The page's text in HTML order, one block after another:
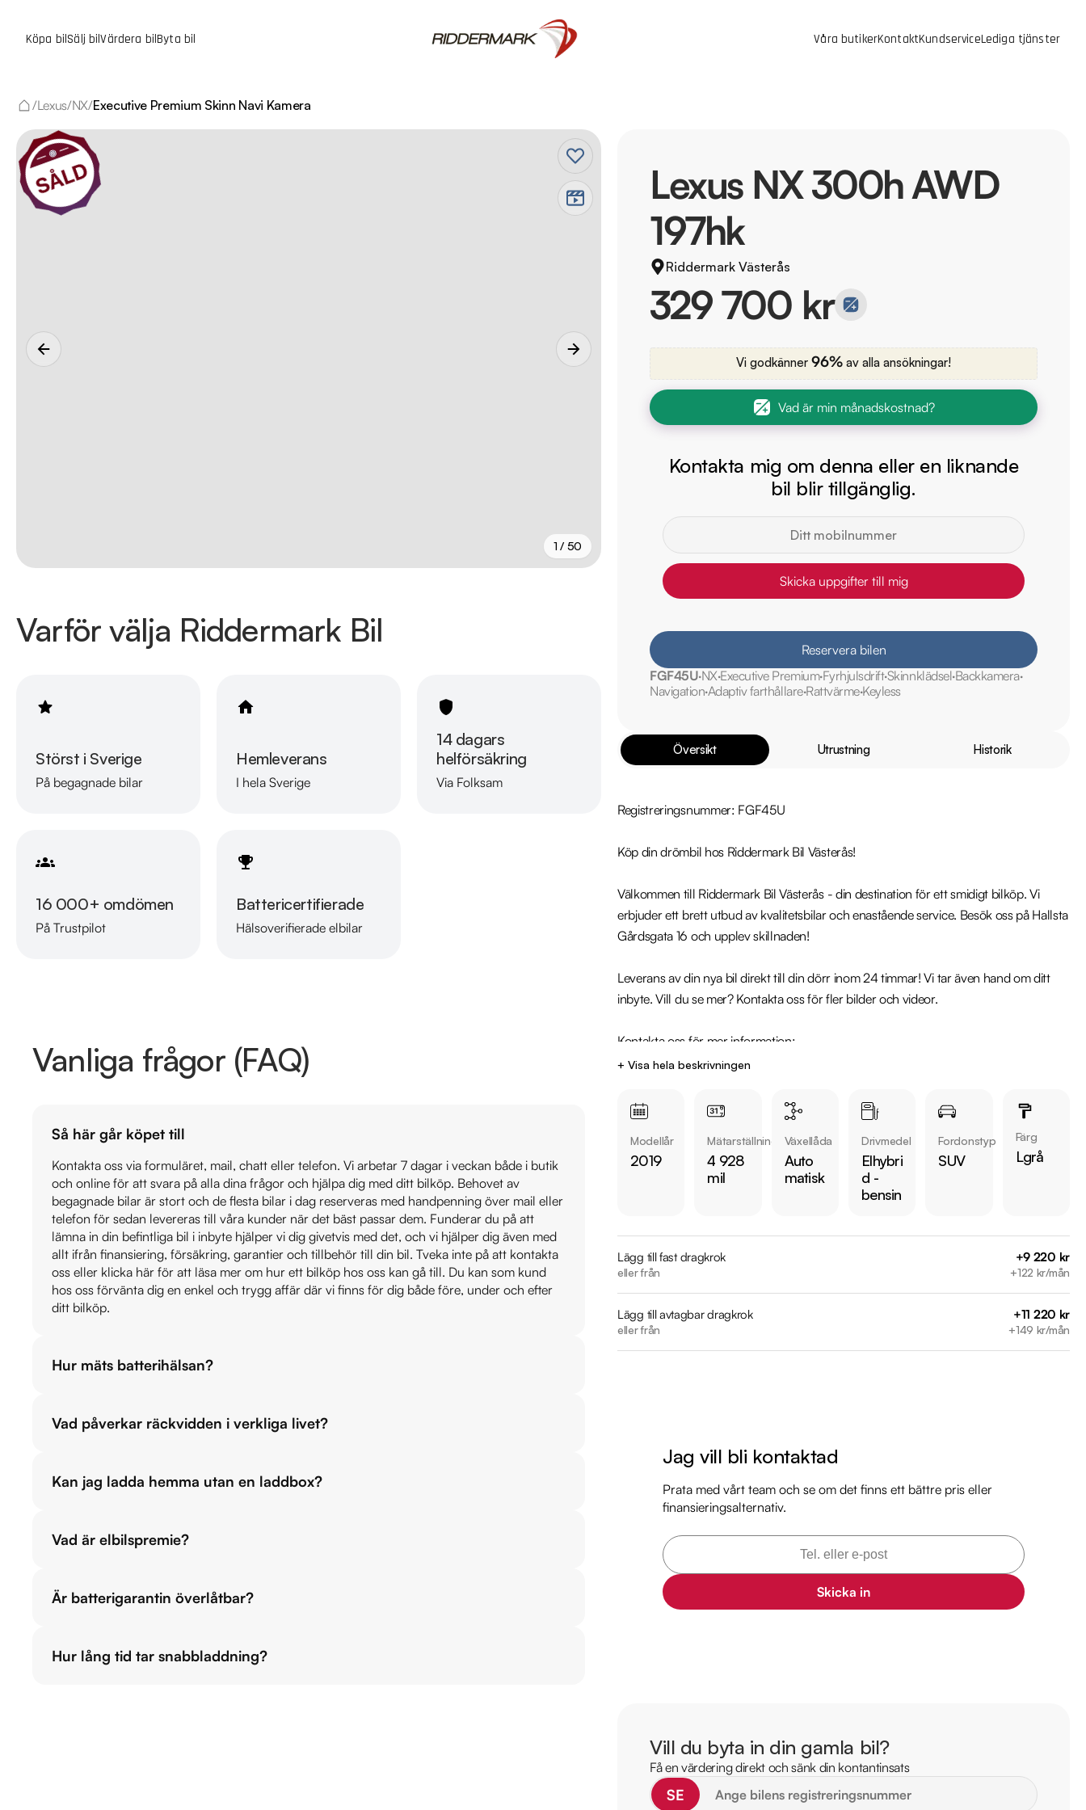
Köpa bilSälj bilVärdera bilByta bil Våra butikerKontaktKundserviceLediga tjänster
/Lexus/NX/Executive Premium Skinn Navi Kamera
1 / 50
Varför välja Riddermark Bil
Störst i Sverige
På begagnade bilar
Hemleverans
I hela Sverige
14 dagars
helförsäkring
Via Folksam
16 000+ omdömen
På Trustpilot
Battericertifierade
Hälsoverifierade elbilar
Vanliga frågor (FAQ)
Så här går köpet till
Kontakta oss via formuläret, mail, chatt eller telefon. Vi arbetar 7 dagar i veckan både i butik
och online för att svara på alla dina frågor och hjälpa dig med ditt bilköp. Behovet av
begagnade bilar är stort och de flesta bilar i dag reserveras med handpenning över mail eller
telefon för sedan levereras till våra kunder när det bäst passar dem. Funderar du på att
lämna in din befintliga bil i inbyte hjälper vi dig givetvis med det, och vi hjälper dig även med
allt ifrån finansiering, försäkring, garantier och tillbehör till din bil. Tveka inte på att kontakta
oss eller klicka här för att läsa mer om hur ett bilköp hos oss kan gå till. Du kan som kund
hos oss förvänta dig en enkel och trygg affär där vi finns för dig både före, under och efter
ditt bilköp.
Hur mäts batterihälsan?
Vad påverkar räckvidden i verkliga livet?
Kan jag ladda hemma utan en laddbox?
Vad är elbilspremie?
Är batterigarantin överlåtbar?
Hur lång tid tar snabbladdning?
Lexus NX 300h AWD
197hk
Riddermark Västerås
329 700 kr
Vi godkänner 96% av alla ansökningar!
Vad är min månadskostnad?
Kontakta mig om denna eller en liknande
bil blir tillgänglig.
Skicka uppgifter till mig
Reservera bilen
FGF45UNX Executive PremiumFyrhjulsdriftSkinnklädselBackkamera
NavigationAdaptiv farthållareRattvärmeKeyless
Översikt Utrustning Historik
Registreringsnummer: FGF45U
Köp din drömbil hos Riddermark Bil Västerås!
Välkommen till Riddermark Bil Västerås - din destination för ett smidigt bilköp. Vi
erbjuder ett brett utbud av kvalitetsbilar och enastående service. Besök oss på Hallsta
Gårdsgata 16 och upplev skillnaden!
Leverans av din nya bil direkt till din dörr inom 24 timmar! Vi tar även hand om ditt
inbyte. Vill du se mer? Kontakta oss för fler bilder och videor.
Kontakta oss för mer information:
Telefon: 021-540 08 00
Adress: Hallsta Gårdsgata 16, 721 38, Västerås
Därför ska du välja Riddermark Bil:
* Störst i Sverige på begagnade bilar
* Erbjuder hemleverans i hela Sverige
* Våra bilar är testade på över 100 punkter
* Kvalitetssäkrade bilar
Utrustning inkluderar:
  - Executive Premium
  - Fyrhjulsdrift
https://www.riddermarkbil.se/kopa-bil/?series=nx
Övrig information om bilen:
Årsskatt: Endast 932 kr
2021-10-19 - 1126 mil
2022-09-19 - 1583 mil
2023-09-14 - 2099 mil
+ Visa hela beskrivningen
Modellår
2019
Mätarställning
4 928
mil
Växellåda
Auto
matisk
Drivmedel
Elhybri
d -
bensin
Fordonstyp
SUV
Färg
Lgrå
Lägg till fast dragkrok
eller från
+9 220 kr
+122 kr/mån
Lägg till avtagbar dragkrok
eller från
+11 220 kr
+149 kr/mån
Jag vill bli kontaktad
Prata med vårt team och se om det finns ett bättre pris eller
finansieringsalternativ.
Skicka in
Vill du byta in din gamla bil?
Få en värdering direkt och sänk din kontantinsats
SE